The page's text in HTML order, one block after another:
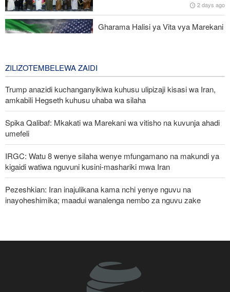
Watetezi wa Palestina washinda katika uteuzi wa wagombea wa
Democratic wa uchaguzi wa US
2 days ago
Gharama Halisi ya Vita vya Marekani
ZILIZOTEMBELEWA ZAIDI
Trump anazidi kuchanganyikiwa kuhusu ulipizaji kisasi wa Iran,
amkabili Hegseth kuhusu uhaba wa silaha
Spika Qalibaf: Mkakati wa Marekani wa vitisho na kuvunja ahadi
umefeli
IRGC: Watu 8 wenye silaha wenye mfungamano na makundi ya
kigaidi watiwa nguvuni kusini-mashariki mwa Iran
Pezeshkian: Iran inajulikana kama nchi yenye nguvu na
inayoheshimika; maadui wanalenga nembo za nguvu zake
Mkuu wa Mossad awatimua maafisa wawili wakuu kwa kufeli